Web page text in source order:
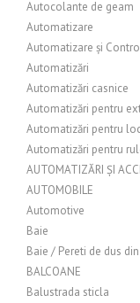
Autocolante de geam
Automatizare
Automatizare și
Automatizări
Automatizări casnice
Automatizări pentru
Automatizări pentru
Automatizări pentru
AUTOMATIZĂRI ȘI
AUTOMOBILE
Automotive
Baie
Baie / Pereti de dus
BALCOANE
Balustrada sticla